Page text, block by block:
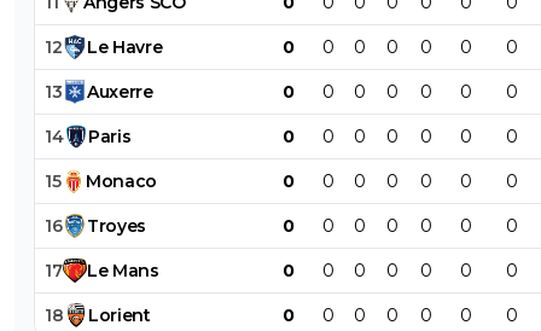
12 Le Havre 0 0 0 0 0 0 0
13 Auxerre 0 0 0 0 0 0 0
14 Paris 0 0 0 0 0 0 0
15 Monaco 0 0 0 0 0 0 0
16 Troyes 0 0 0 0 0 0 0
17 Le Mans 0 0 0 0 0 0 0
18 Lorient 0 0 0 0 0 0 0